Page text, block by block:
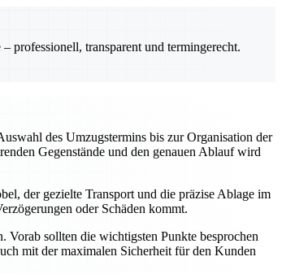
professionell, transparent und termingerecht.
des Umzugstermins bis zur Organisation der
Gegenstände und den genauen Ablauf wird
der gezielte Transport und die präzise Ablage im
oder Schäden kommt.
sollten die wichtigsten Punkte besprochen
mit der maximalen Sicherheit für den Kunden